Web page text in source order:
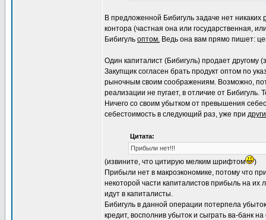
В предложенной Бибигуль задаче нет никаких
контора (частная она или государственная,
Бибигуль оптом. Ведь она вам прямо пишет:
Один капиталист (Бибигуль) продает другому
Закупщик согласен брать продукт оптом по
рыночным своим соображениям. Возможно,
реализации не пугает, в отличие от Бибигуль.
Ничего со своим убытком от превышения
себестоимость в следующий раз, уже при
Цитата:
Прибыли нет!!!
(извините, что цитирую мелким шрифтом
)
Прибыли нет в макроэкономике, потому что
некоторой части капиталистов прибыль на
идут в капиталисты.
Бибигуль в данной операции потерпела
кредит, восполнив убыток и сыграть ва-банк